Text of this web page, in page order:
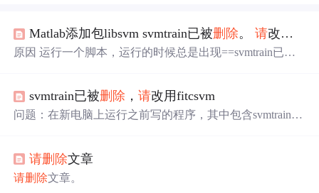
Matlab添加包libsvm svmtrain已被删除。请改用fitcsvm
原因 运行一个脚本，运行的时候总是出现==svmtrain已被
libsvm包，所以总会出现那个错误。 解决办法 第一步 下载
libsvm: 链接. 第二步 下载之后就解压得到libsvm文件，并将
svmtrain已被删除 ，请改用fitcsvm
问题：在新电脑上运行之前写的程序，其中包含svmtrain，
自带的函数。所以会出现上述错误。 fitcsvm只能进行svm
二分类，相关详细信息可以在matlab中 doc fitcsvm 或 help fi
请删除文章
请删除文章。